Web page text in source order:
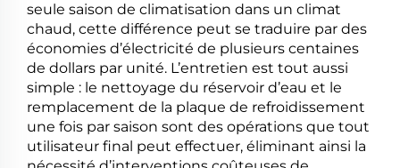
seule saison de climatisation dans un climat
chaud, cette différence peut se traduire par des
économies d’électricité de plusieurs centaines
de dollars par unité. L’entretien est tout aussi
simple : le nettoyage du réservoir d’eau et le
remplacement de la plaque de refroidissement
une fois par saison sont des opérations que tout
utilisateur final peut effectuer, éliminant ainsi la